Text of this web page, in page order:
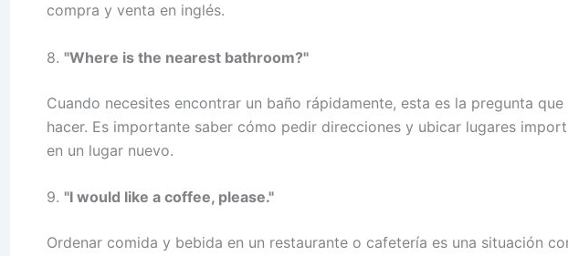
compra y venta en inglés.
8. "Where is the nearest bathroom?"
Cuando necesites encontrar un baño rápidamente, esta es la pregunta que
hacer. Es importante saber cómo pedir direcciones y ubicar lugares
en un lugar nuevo.
9. "I would like a coffee, please."
Ordenar comida y bebida en un restaurante o cafetería es una situación